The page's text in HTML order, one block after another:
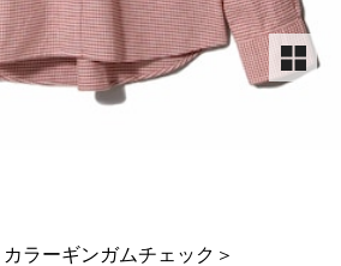
ラーギンガムチェック＞